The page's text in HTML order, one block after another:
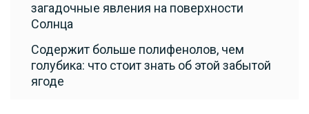
загадочные явления на поверхности
Солнца
Содержит больше полифенолов, чем
голубика: что стоит знать об этой забытой
ягоде